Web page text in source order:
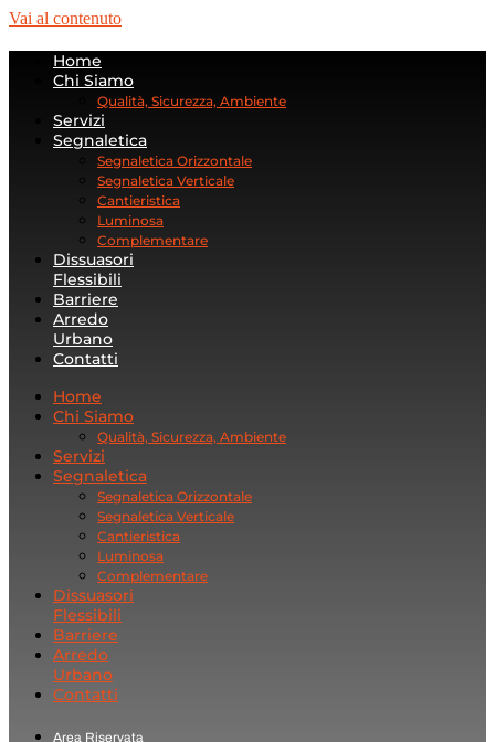
Vai al contenuto
Home
Chi Siamo
Qualità, Sicurezza, Ambiente
Servizi
Segnaletica
Segnaletica Orizzontale
Segnaletica Verticale
Cantieristica
Luminosa
Complementare
Dissuasori
Flessibili
Barriere
Arredo
Urbano
Contatti
Home
Chi Siamo
Qualità, Sicurezza, Ambiente
Servizi
Segnaletica
Segnaletica Orizzontale
Segnaletica Verticale
Cantieristica
Luminosa
Complementare
Dissuasori
Flessibili
Barriere
Arredo
Urbano
Contatti
Area Riservata